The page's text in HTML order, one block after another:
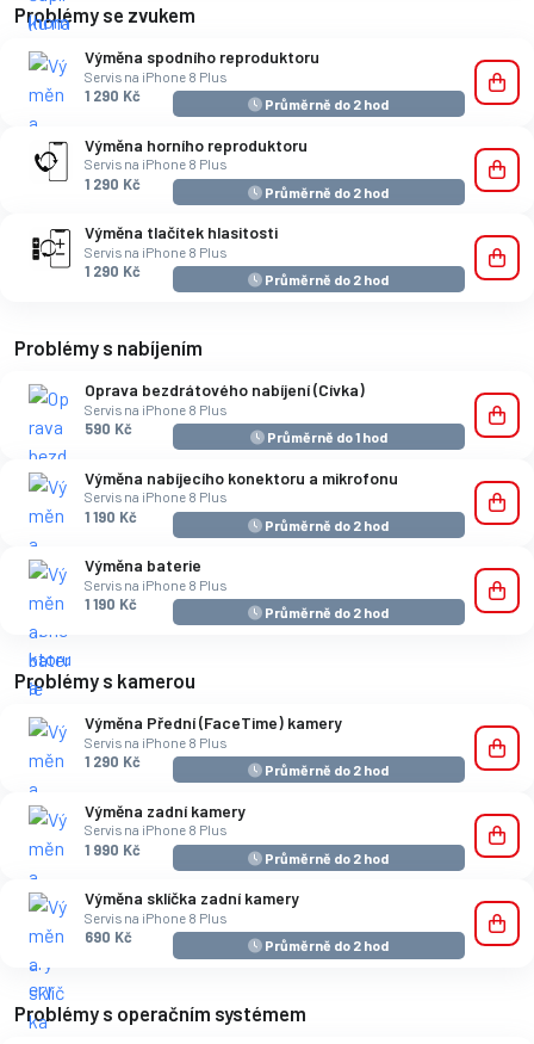
Problémy se zvukem
Výměna spodního reproduktoru
Servis na iPhone 8 Plus
1 290 Kč
Průměrně do 2 hod
Výměna horního reproduktoru
Servis na iPhone 8 Plus
1 290 Kč
Průměrně do 2 hod
Výměna tlačítek hlasitosti
Servis na iPhone 8 Plus
1 290 Kč
Průměrně do 2 hod
Problémy s nabíjením
Oprava bezdrátového nabíjení (Cívka)
Servis na iPhone 8 Plus
590 Kč
Průměrně do 1 hod
Výměna nabíjecího konektoru a mikrofonu
Servis na iPhone 8 Plus
1 190 Kč
Průměrně do 2 hod
Výměna baterie
Servis na iPhone 8 Plus
1 190 Kč
Průměrně do 2 hod
Problémy s kamerou
Výměna Přední (FaceTime) kamery
Servis na iPhone 8 Plus
1 290 Kč
Průměrně do 2 hod
Výměna zadní kamery
Servis na iPhone 8 Plus
1 990 Kč
Průměrně do 2 hod
Výměna sklíčka zadní kamery
Servis na iPhone 8 Plus
690 Kč
Průměrně do 2 hod
Problémy s operačním systémem